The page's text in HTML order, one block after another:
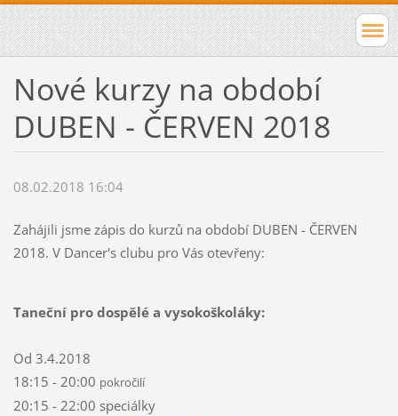
Nové kurzy na období
DUBEN - ČERVEN 2018
08.02.2018 16:04
Zahájili jsme zápis do kurzů na období DUBEN - ČERVEN
2018. V Dancer's clubu pro Vás otevřeny:
Taneční pro dospělé a vysokoškoláky:
Od 3.4.2018
18:15 - 20:00 pokročilí
20:15 - 22:00 speciálky